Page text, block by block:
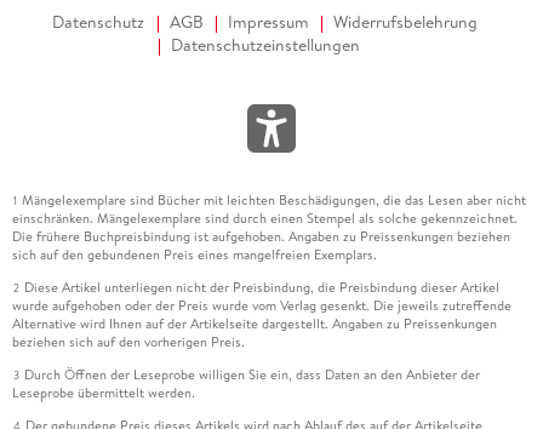
Datenschutz AGB Impressum
Widerrufsbelehrung
Datenschutzeinstellungen
1 Mängelexemplare sind Bücher mit leichten Beschädigungen, die das Lesen aber nicht
einschränken. Mängelexemplare sind durch einen Stempel als solche gekennzeichnet.
Die frühere Buchpreisbindung ist aufgehoben. Angaben zu Preissenkungen beziehen
sich auf den gebundenen Preis eines mangelfreien Exemplars.
2 Diese Artikel unterliegen nicht der Preisbindung, die Preisbindung dieser Artikel
wurde aufgehoben oder der Preis wurde vom Verlag gesenkt. Die jeweils zutreffende
Alternative wird Ihnen auf der Artikelseite dargestellt. Angaben zu Preissenkungen
beziehen sich auf den vorherigen Preis.
3 Durch Öffnen der Leseprobe willigen Sie ein, dass Daten an den Anbieter der
Leseprobe übermittelt werden.